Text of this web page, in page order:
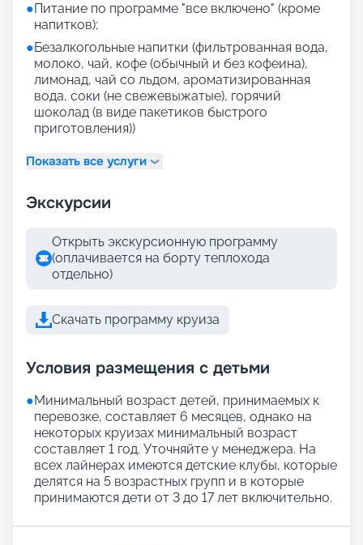
●Питание по программе "все включено" (кроме
напитков);
●Безалкогольные напитки (фильтрованная вода,
молоко, чай, кофе (обычный и без кофеина),
лимонад, чай со льдом, ароматизированная
вода, соки (не свежевыжатые), горячий
шоколад (в виде пакетиков быстрого
приготовления))
Показать все услуги
Экскурсии
Открыть экскурсионную программу
(оплачивается на борту теплохода
отдельно)
Скачать программу круиза
Условия размещения с детьми
●Минимальный возраст детей, принимаемых к
перевозке, составляет 6 месяцев, однако на
некоторых круизах минимальный возраст
составляет 1 год. Уточняйте у менеджера. На
всех лайнерах имеются детские клубы, которые
делятся на 5 возрастных групп и в которые
принимаются дети от 3 до 17 лет включительно.